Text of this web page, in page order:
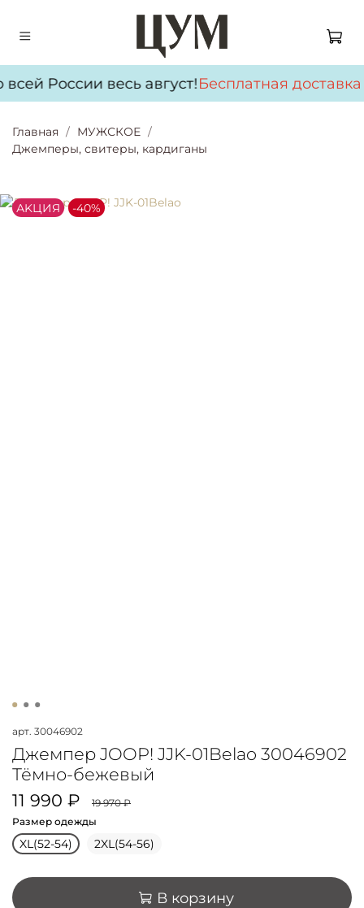
России весь август!Бесплатная доставка
Главная
МУЖСКОЕ
Джемперы, свитеры, кардиганы
АKЦИЯ -40%
арт. 30046902
Джемпер JOOP! JJK-01Belao 30046902
Тёмно-бежевый
11 990 ₽
19 970 ₽
Размер одежды
XL(52-54) 2XL(54-56)
В корзину